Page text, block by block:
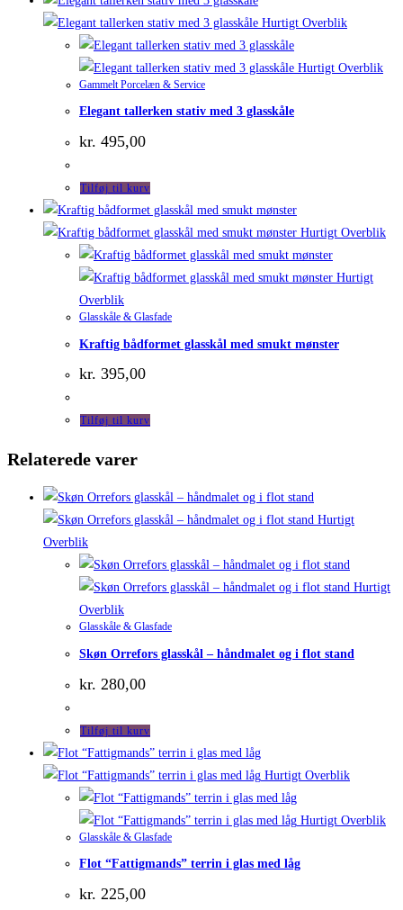
Hurtigt Overblik
Hurtigt Overblik
Gammelt Porcelæn & Service
Elegant tallerken stativ med 3 glasskåle
kr. 495,00
Tilføj til kurv
Hurtigt Overblik
Hurtigt
Overblik
Glasskåle & Glasfade
Kraftig bådformet glasskål med smukt mønster
kr. 395,00
Tilføj til kurv
Relaterede varer
Hurtigt
Overblik
Hurtigt
Overblik
Glasskåle & Glasfade
Skøn Orrefors glasskål – håndmalet og i flot stand
kr. 280,00
Tilføj til kurv
Hurtigt Overblik
Hurtigt Overblik
Glasskåle & Glasfade
Flot “Fattigmands” terrin i glas med låg
kr. 225,00